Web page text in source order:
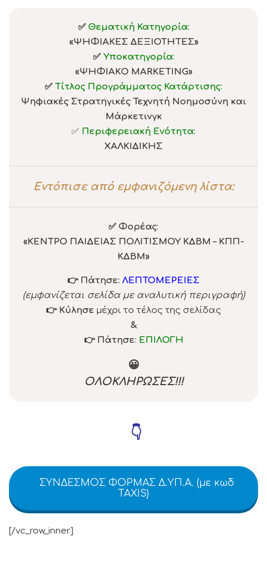
✅ Θεματική Κατηγορία:
«ΨΗΦΙΑΚΕΣ ΔΕΞΙΟΤΗΤΕΣ»
✅ Υποκατηγορία:
«ΨΗΦΙΑΚO MARKETING»
✅ Τίτλος Προγράμματος Κατάρτισης:
Ψηφιακές Στρατηγικές Τεχνητή Νοημοσύνη και
Μάρκετινγκ
✅ Περιφερειακή Ενότητα:
ΧΑΛΚΙΔΙΚΗΣ
Εντόπισε από εμφανιζόμενη λίστα:
✅ Φορέας:
«ΚΕΝΤΡΟ ΠΑΙΔΕΙΑΣ ΠΟΛΙΤΙΣΜΟΥ ΚΔΒΜ – ΚΠΠ-
ΚΔΒΜ»
👉 Πάτησε: ΛΕΠΤΟΜΕΡΕΙΕΣ
(εμφανίζεται σελίδα με αναλυτική περιγραφή)
👉 Κύλησε μέχρι το τέλος της σελίδας
&
👉 Πάτησε: ΕΠΙΛΟΓΗ
😀
ΟΛΟΚΛΗΡΩΣΕΣ!!!
👇
ΣΥΝΔΕΣΜΟΣ ΦΟΡΜΑΣ Δ.ΥΠ.Α. (με κωδ
TAXIS)
[/vc_row_inner]